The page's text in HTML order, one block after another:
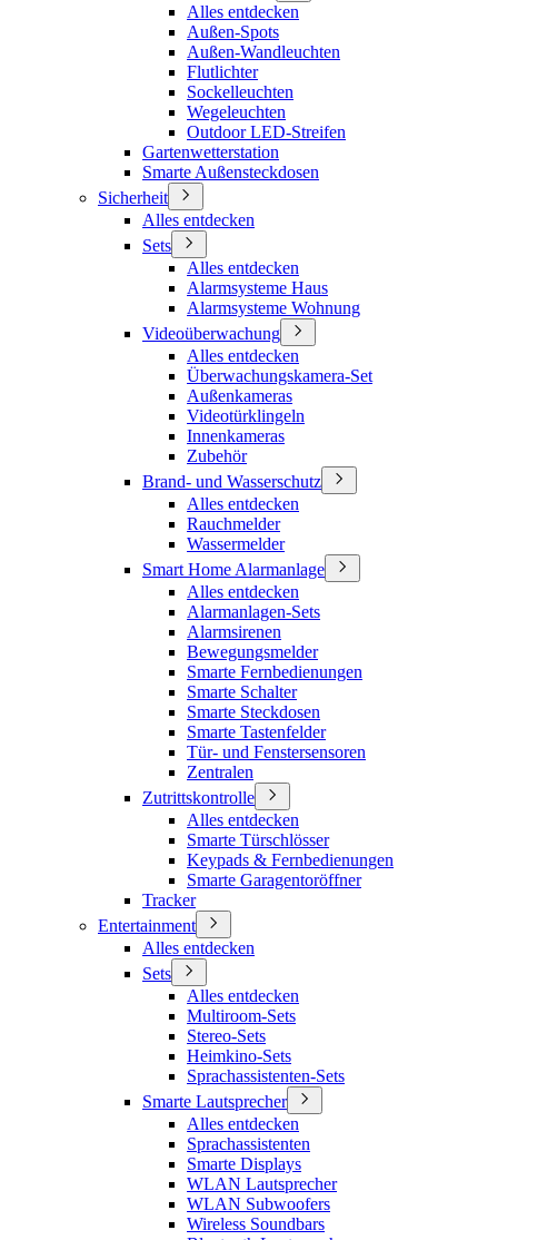
Alles entdecken
Außen-Spots
Außen-Wandleuchten
Flutlichter
Sockelleuchten
Wegeleuchten
Outdoor LED-Streifen
Gartenwetterstation
Smarte Außensteckdosen
Sicherheit
Alles entdecken
Sets
Alles entdecken
Alarmsysteme Haus
Alarmsysteme Wohnung
Videoüberwachung
Alles entdecken
Überwachungskamera-Set
Außenkameras
Videotürklingeln
Innenkameras
Zubehör
Brand- und Wasserschutz
Alles entdecken
Rauchmelder
Wassermelder
Smart Home Alarmanlage
Alles entdecken
Alarmanlagen-Sets
Alarmsirenen
Bewegungsmelder
Smarte Fernbedienungen
Smarte Schalter
Smarte Steckdosen
Smarte Tastenfelder
Tür- und Fenstersensoren
Zentralen
Zutrittskontrolle
Alles entdecken
Smarte Türschlösser
Keypads & Fernbedienungen
Smarte Garagentoröffner
Tracker
Entertainment
Alles entdecken
Sets
Alles entdecken
Multiroom-Sets
Stereo-Sets
Heimkino-Sets
Sprachassistenten-Sets
Smarte Lautsprecher
Alles entdecken
Sprachassistenten
Smarte Displays
WLAN Lautsprecher
WLAN Subwoofers
Wireless Soundbars